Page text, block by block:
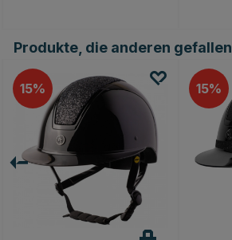
Produkte, die anderen gefallen
15 15